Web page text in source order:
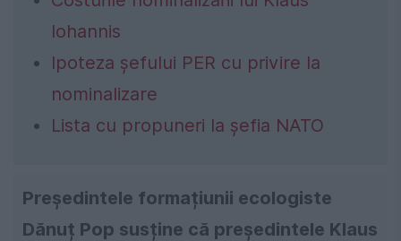
Iohannis
Ipoteza șefului PER cu privire la
nominalizare
Lista cu propuneri la șefia NATO
Președintele formațiunii ecologiste
Dănuț Pop susține că președintele Klaus